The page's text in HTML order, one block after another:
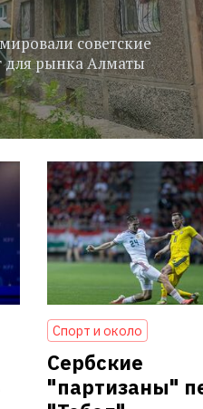
советские
для рынка Алматы
Спорт и около
Сербские
"партизаны"